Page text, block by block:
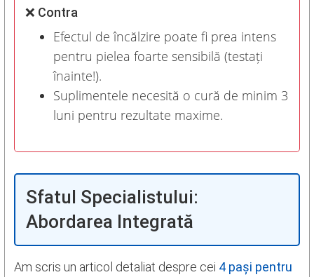
❌ Contra
Efectul de încălzire poate fi prea intens
pentru pielea foarte sensibilă (testați
înainte!).
Suplimentele necesită o cură de minim 3
luni pentru rezultate maxime.
Sfatul Specialistului:
Abordarea Integrată
Am scris un articol detaliat despre cei 4 pași pentru